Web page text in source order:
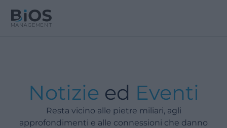
Notizie ed Eventi
Resta vicino alle pietre miliari, agli
approfondimenti e alle connessioni che danno